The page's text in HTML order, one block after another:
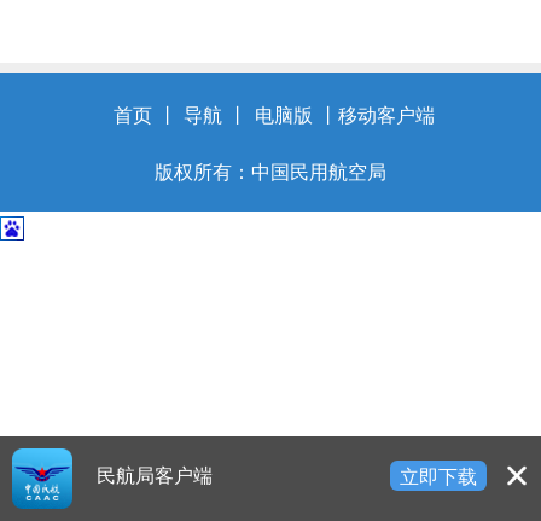
首页 丨 导航 丨 电脑版 丨 移动客户端
版权所有：中国民用航空局
民航局客户端 立即下载